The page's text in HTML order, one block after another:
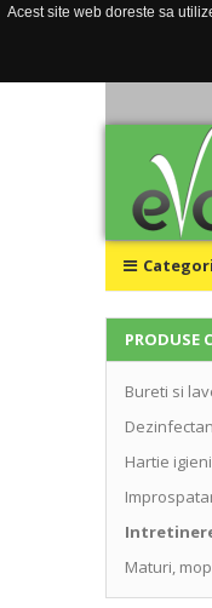
Acest site web doreste sa
PRODUSE
Bureti si
Hartie
Maturi,